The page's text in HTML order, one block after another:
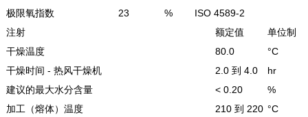
极限氧指数
23 %
ISO 4589-2
注射
额定值
单位制
干燥温度
80.0
°C
干燥时间 - 热风干燥机
2.0 到 4.0
hr
建议的最大水分含量
< 0.20
%
加工（熔体）温度
210 到 220 °C